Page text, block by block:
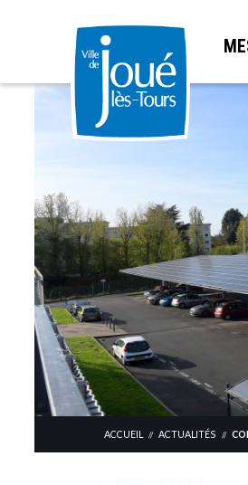
Aller
ACCUEIL // ACTUALITÉS //